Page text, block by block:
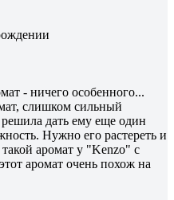
- ничего особенного...
слишком сильный
дать ему еще один
Нужно его растереть и
аромат у "Kenzo" с
аромат очень похож на